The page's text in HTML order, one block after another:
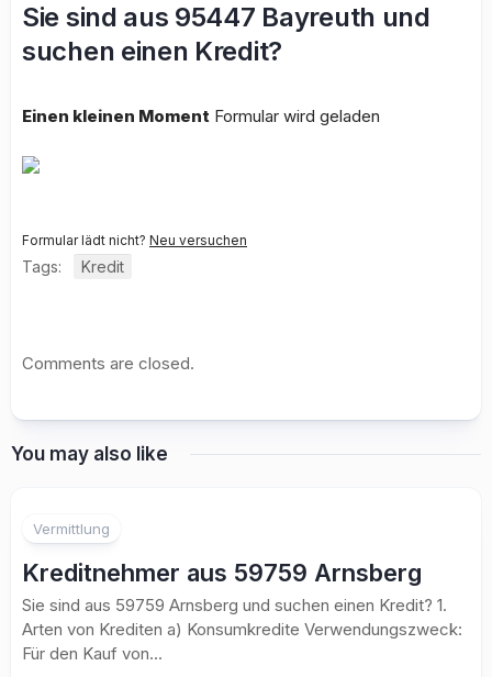
Sie sind aus 95447 Bayreuth und
suchen einen Kredit?
Einen kleinen Moment Formular wird geladen
Formular lädt nicht? Neu versuchen
Tags: Kredit
Comments are closed.
You may also like
Vermittlung
Kreditnehmer aus 59759 Arnsberg
Sie sind aus 59759 Arnsberg und suchen einen Kredit? 1.
Arten von Krediten a) Konsumkredite Verwendungszweck:
Für den Kauf von...